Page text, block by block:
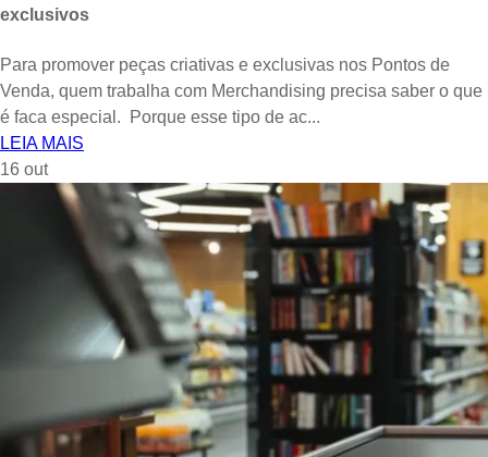
exclusivos
Para promover peças criativas e exclusivas nos Pontos de
Venda, quem trabalha com Merchandising precisa saber o que
é faca especial. Porque esse tipo de ac...
LEIA MAIS
16 out